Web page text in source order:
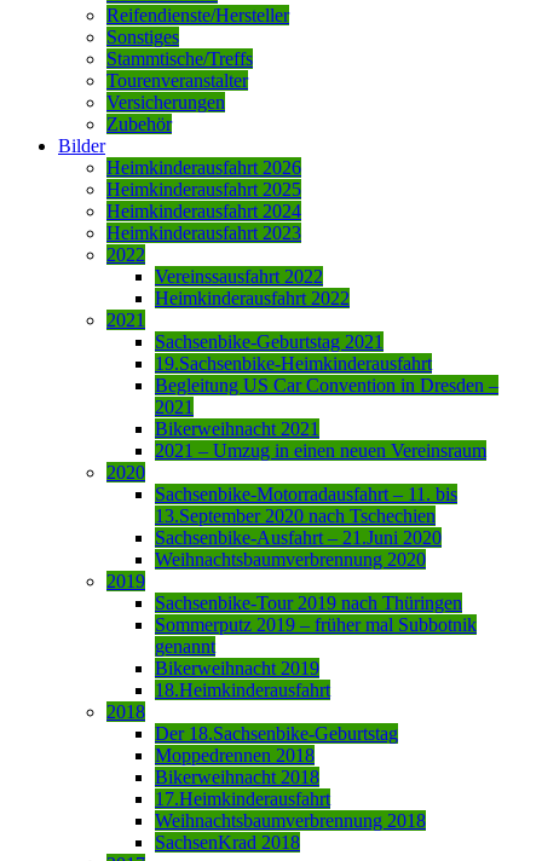
Reifendienste/Hersteller
Sonstiges
Stammtische/Treffs
Tourenveranstalter
Versicherungen
Zubehör
Bilder
Heimkinderausfahrt 2026
Heimkinderausfahrt 2025
Heimkinderausfahrt 2024
Heimkinderausfahrt 2023
2022
Vereinssausfahrt 2022
Heimkinderausfahrt 2022
2021
Sachsenbike-Geburtstag 2021
19.Sachsenbike-Heimkinderausfahrt
Begleitung US Car Convention in Dresden –
2021
Bikerweihnacht 2021
2021 – Umzug in einen neuen Vereinsraum
2020
Sachsenbike-Motorradausfahrt – 11. bis
13.September 2020 nach Tschechien
Sachsenbike-Ausfahrt – 21.Juni 2020
Weihnachtsbaumverbrennung 2020
2019
Sachsenbike-Tour 2019 nach Thüringen
Sommerputz 2019 – früher mal Subbotnik
genannt
Bikerweihnacht 2019
18.Heimkinderausfahrt
2018
Der 18.Sachsenbike-Geburtstag
Moppedrennen 2018
Bikerweihnacht 2018
17.Heimkinderausfahrt
Weihnachtsbaumverbrennung 2018
SachsenKrad 2018